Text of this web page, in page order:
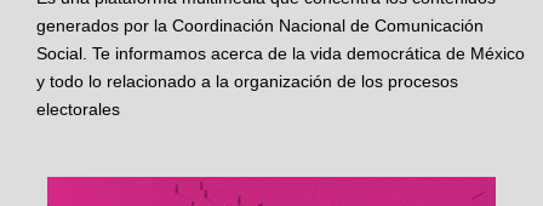
generados por la Coordinación Nacional de Comunicación
Social. Te informamos acerca de la vida democrática de México
y todo lo relacionado a la organización de los procesos
electorales